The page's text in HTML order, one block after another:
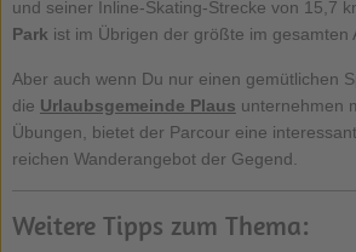
und seiner Inline-Skating-Strecke von 15,7
Park ist im Übrigen der größte im gesamten
Aber auch wenn Du nur einen gemütlichen
die Urlaubsgemeinde Plaus unternehmen
Übungen, bietet der Parcour eine
reichen Wanderangebot der Gegend.
Weitere Tipps zum Thema: